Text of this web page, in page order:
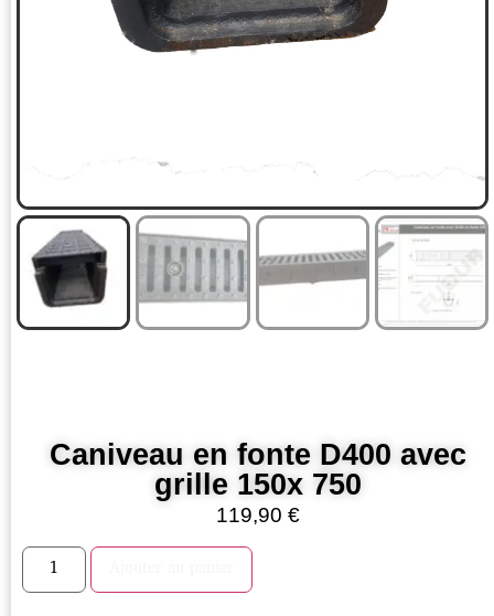
Caniveau en fonte D400 avec
grille 150x 750
119,90 €